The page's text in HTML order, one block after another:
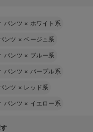
パンツ × ホワイト系
ンツ ×ベージュ系
パンツ × ブルー系
パンツ × パープル系
ンツ × レッド系
パンツ × イエロー系